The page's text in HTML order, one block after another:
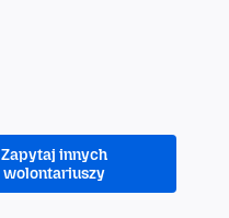
Zapytaj innych
wolontariuszy